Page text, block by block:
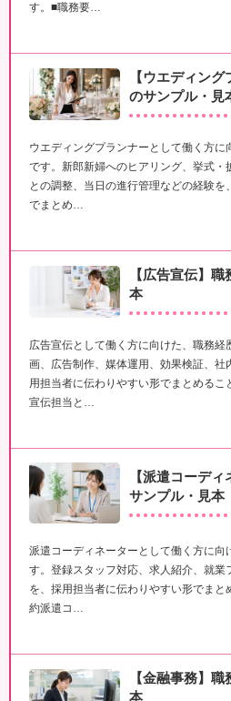
す。■職務要…
【ウエディン
のサンプル・見
ウエディングプランナーとして働く方
です。新郎新婦へのヒアリング、挙式・
との調整、当日の進行管理などの経験
でまとめ…
【広告宣伝】
本
広告宣伝として働く方に向けた、職務
画、広告制作、媒体運用、効果検証、社
用担当者に伝わりやすい形でまとめる
宣伝担当と…
【派遣コーデ
サンプル・見本
派遣コーディネーターとして働く方に向
す。登録スタッフ対応、求人紹介、就業
を、採用担当者に伝わりやすい形でま
約派遣コ…
【金融事務】
本